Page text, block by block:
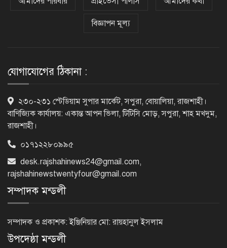
পাঁচতলার কার্নিশে আটকা মাদ্রাসাছাত্রীকে
উদ্ধার করল ফায়ার সার্ভিস
রিটনের উপস্থিতিতে মহোৎসব
বিজ্ঞাপন মূল্য
যোগাযোগের ঠিকানা :
২৩০-২৩১ স্টেডিয়াম সুপার মার্কেট, সপুরা, বোয়ালিয়া, রাজশাহী।
বাণিজ্যিক কার্যালয়: একান্ত আপন ভিলা, টিটিসি মোড়, সপুরা, শাহ মখদুম,
রাজশাহী।
০১৭১২২৮০৯৯৫
desk.rajshahinews24@gmail.com,
rajshahinewstwentyfour@gmail.com
সম্পাদক মন্ডলী
সম্পাদক ও প্রকাশক: ইঞ্জিনিয়ার মো: রায়হানুল ইসলাম
উপদেষ্ঠা মন্ডলী